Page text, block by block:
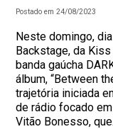
Postado em 24/08/2023
Neste domingo,
Backstage, da
banda gaúcha
álbum, “Between
trajetória iniciada
de rádio focado
Vitão Bonesso,